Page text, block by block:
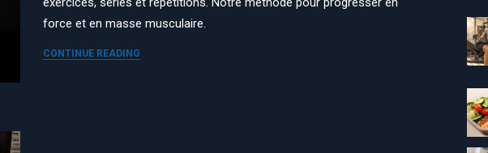
force et en masse musculaire.
CONTINUE READING